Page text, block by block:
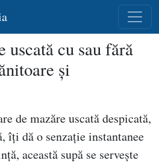
uscată cu sau fără
şi
de mazăre uscată despicată,
îţi dă o senzaţie instantanee
această supă se serveşte